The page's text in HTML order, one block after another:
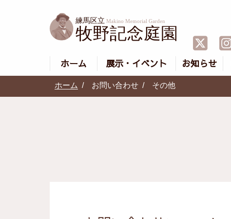
ホーム 展示・イベント お知らせ
ホーム お問い合わせ その他